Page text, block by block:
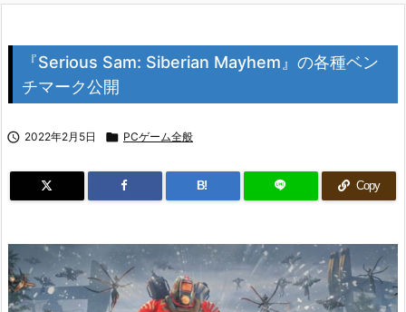
『Serious Sam: Siberian Mayhem』の各種ベン
チマーク公開
 2022年2月5日  PCゲーム全般
B! Copy